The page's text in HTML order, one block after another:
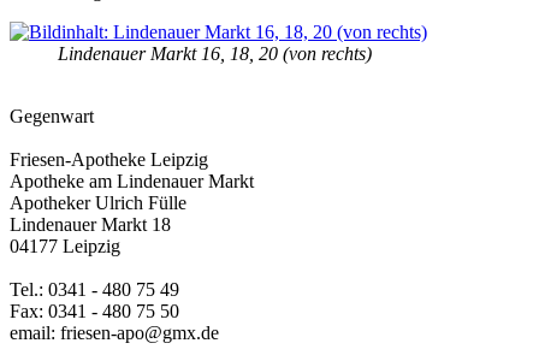
Lindenauer Markt 16, 18, 20 (von rechts)
Gegenwart
Friesen-Apotheke Leipzig
Apotheke am Lindenauer Markt
Apotheker Ulrich Fülle
Lindenauer Markt 18
04177 Leipzig
Tel.: 0341 - 480 75 49
Fax: 0341 - 480 75 50
email: friesen-apo@gmx.de